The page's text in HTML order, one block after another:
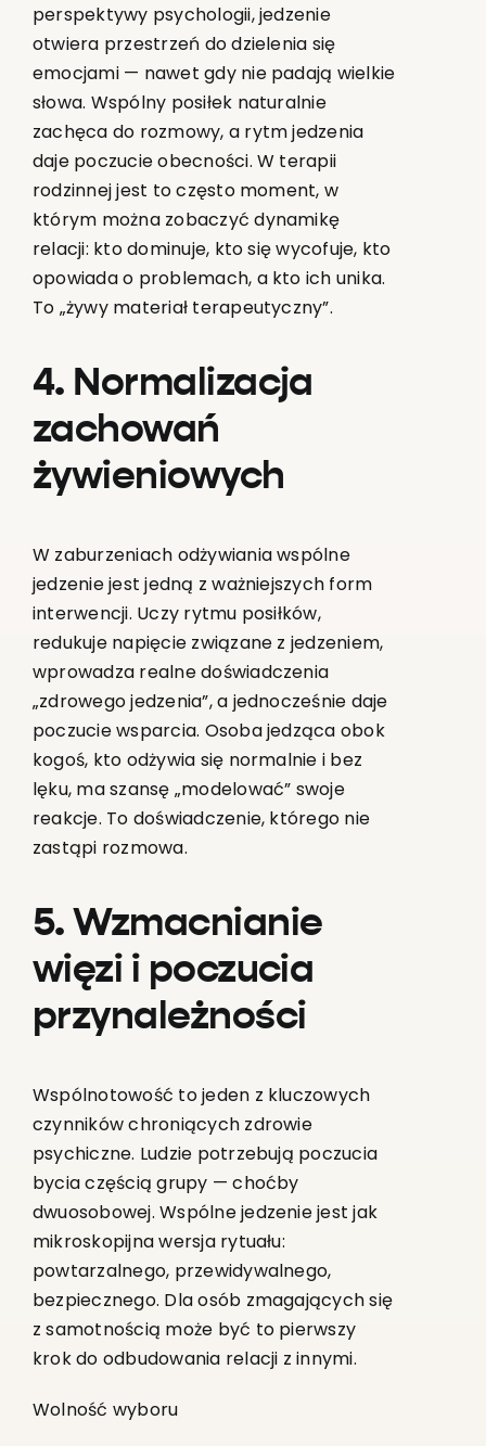
perspektywy psychologii, jedzenie
otwiera przestrzeń do dzielenia się
emocjami — nawet gdy nie padają wielkie
słowa. Wspólny posiłek naturalnie
zachęca do rozmowy, a rytm jedzenia
daje poczucie obecności. W terapii
rodzinnej jest to często moment, w
którym można zobaczyć dynamikę
relacji: kto dominuje, kto się wycofuje, kto
opowiada o problemach, a kto ich unika.
To „żywy materiał terapeutyczny”.
4. Normalizacja
zachowań
żywieniowych
W zaburzeniach odżywiania wspólne
jedzenie jest jedną z ważniejszych form
interwencji. Uczy rytmu posiłków,
redukuje napięcie związane z jedzeniem,
wprowadza realne doświadczenia
„zdrowego jedzenia”, a jednocześnie daje
poczucie wsparcia. Osoba jedząca obok
kogoś, kto odżywia się normalnie i bez
lęku, ma szansę „modelować” swoje
reakcje. To doświadczenie, którego nie
zastąpi rozmowa.
5. Wzmacnianie
więzi i poczucia
przynależności
Wspólnotowość to jeden z kluczowych
czynników chroniących zdrowie
psychiczne. Ludzie potrzebują poczucia
bycia częścią grupy — choćby
dwuosobowej. Wspólne jedzenie jest jak
mikroskopijna wersja rytuału:
powtarzalnego, przewidywalnego,
bezpiecznego. Dla osób zmagających się
z samotnością może być to pierwszy
krok do odbudowania relacji z innymi.
Wolność wyboru